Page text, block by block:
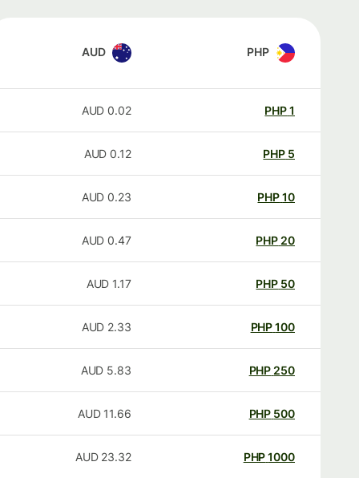
PHP
AUD
PHP
0.02
AUD
PHP
0.12
AUD
PHP
0.23
AUD
20
PHP
0.47
AUD
50
PHP
1.17
AUD
100
PHP
2.33
AUD
250
PHP
5.83
AUD
500
PHP
11.66
AUD
1000
PHP
23.32
AUD